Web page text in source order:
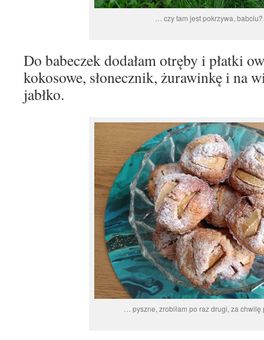
… czy tam jest pokrzywa,
Do babeczek dodałam otręby i płatki
kokosowe, słonecznik, żurawinkę i na
jabłko.
… pyszne, zrobiłam po raz drugi, za